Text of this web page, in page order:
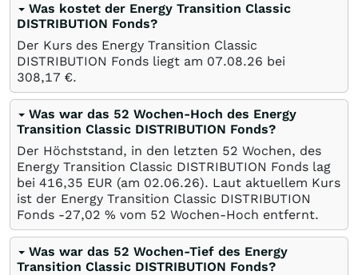
Was kostet der Energy Transition Classic
DISTRIBUTION Fonds?
Der Kurs des Energy Transition Classic
DISTRIBUTION Fonds liegt am 07.08.26 bei
308,17 €.
Was war das 52 Wochen-Hoch des Energy
Transition Classic DISTRIBUTION Fonds?
Der Höchststand, in den letzten 52 Wochen, des
Energy Transition Classic DISTRIBUTION Fonds lag
bei 416,35 EUR (am 02.06.26). Laut aktuellem Kurs
ist der Energy Transition Classic DISTRIBUTION
Fonds -27,02 % vom 52 Wochen-Hoch entfernt.
Was war das 52 Wochen-Tief des Energy
Transition Classic DISTRIBUTION Fonds?